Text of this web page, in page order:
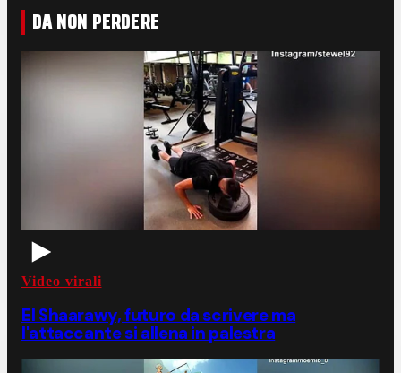
DA NON PERDERE
Video virali
El Shaarawy, futuro da scrivere ma
l'attaccante si allena in palestra